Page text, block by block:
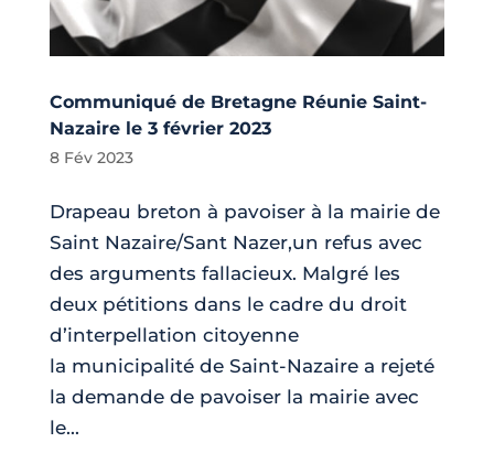
Communiqué de Bretagne Réunie Saint-
Nazaire le 3 février 2023
8 Fév 2023
Drapeau breton à pavoiser à la mairie de
Saint Nazaire/Sant Nazer,un refus avec
des arguments fallacieux. Malgré les
deux pétitions dans le cadre du droit
d’interpellation citoyenne
la municipalité de Saint-Nazaire a rejeté
la demande de pavoiser la mairie avec
le...